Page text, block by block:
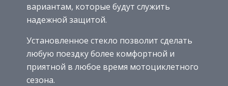
вариантам, которые будут служить
надежной защитой.
Установленное стекло позволит сделать
любую поездку более комфортной и
приятной в любое время мотоциклетного
сезона.